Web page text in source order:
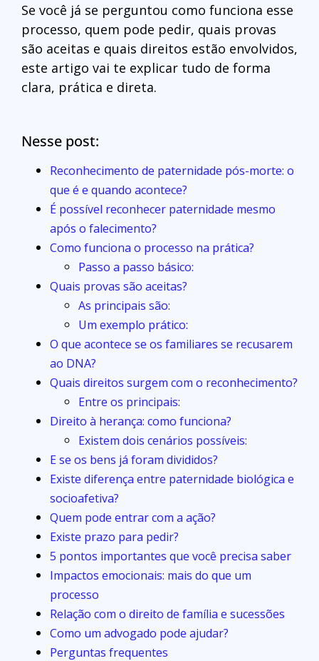
Se você já se perguntou como funciona esse
processo, quem pode pedir, quais provas
são aceitas e quais direitos estão envolvidos,
este artigo vai te explicar tudo de forma
clara, prática e direta.
Nesse post:
Reconhecimento de paternidade pós-morte: o
que é e quando acontece?
É possível reconhecer paternidade mesmo
após o falecimento?
Como funciona o processo na prática?
Passo a passo básico:
Quais provas são aceitas?
As principais são:
Um exemplo prático:
O que acontece se os familiares se recusarem
ao DNA?
Quais direitos surgem com o reconhecimento?
Entre os principais:
Direito à herança: como funciona?
Existem dois cenários possíveis:
E se os bens já foram divididos?
Existe diferença entre paternidade biológica e
socioafetiva?
Quem pode entrar com a ação?
Existe prazo para pedir?
5 pontos importantes que você precisa saber
Impactos emocionais: mais do que um
processo
Relação com o direito de família e sucessões
Como um advogado pode ajudar?
Perguntas frequentes